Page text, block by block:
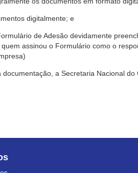
digitalmente; e
de Adesão devidamente
assinou o Formulário como o
a Secretaria Nacional